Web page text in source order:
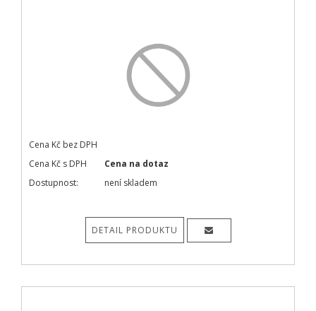
Cena Kč bez DPH
Cena Kč s DPH
Cena na dotaz
Dostupnost:
není skladem
DETAIL PRODUKTU